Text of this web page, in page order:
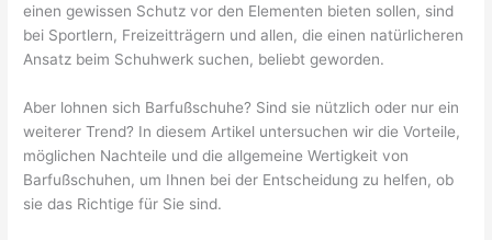
einen gewissen Schutz vor den Elementen bieten sollen, sind
bei Sportlern, Freizeitträgern und allen, die einen natürlicheren
Ansatz beim Schuhwerk suchen, beliebt geworden.
Aber lohnen sich Barfußschuhe? Sind sie nützlich oder nur ein
weiterer Trend? In diesem Artikel untersuchen wir die Vorteile,
möglichen Nachteile und die allgemeine Wertigkeit von
Barfußschuhen, um Ihnen bei der Entscheidung zu helfen, ob
sie das Richtige für Sie sind.